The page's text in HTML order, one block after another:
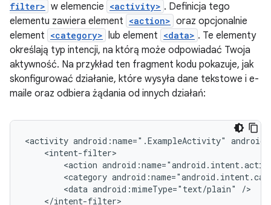
filter> w elemencie <activity> . Definicja tego
elementu zawiera element <action> oraz opcjonalnie
element <category> lub element <data> . Te elementy
określają typ intencji, na którą może odpowiadać Twoja
aktywność. Na przykład ten fragment kodu pokazuje, jak
skonfigurować działanie, które wysyła dane tekstowe i e-
maile oraz odbiera żądania od innych działań:
<activity android:name=".ExampleActivity"
<action
<category
<data android:mimeType="text/plain"